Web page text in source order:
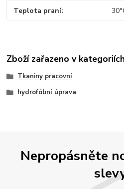
Teplota praní
Zboží zařazeno v kategoriích
Tkaniny pracovní
hydrofóbní úprava
Nepropásněte